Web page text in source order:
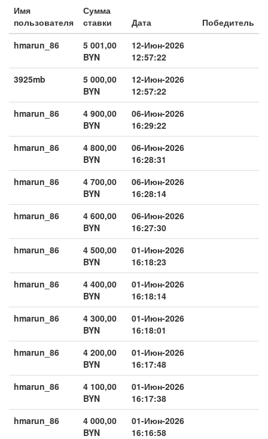
Имя
пользователя
Сумма
ставки
Дата
Победитель
hmarun_86
5 001,00
BYN
12-Июн-2026
12:57:22
3925mb
5 000,00
BYN
12-Июн-2026
12:57:22
hmarun_86
4 900,00
BYN
06-Июн-2026
16:29:22
hmarun_86
4 800,00
BYN
06-Июн-2026
16:28:31
hmarun_86
4 700,00
BYN
06-Июн-2026
16:28:14
hmarun_86
4 600,00
BYN
06-Июн-2026
16:27:30
hmarun_86
4 500,00
BYN
01-Июн-2026
16:18:23
hmarun_86
4 400,00
BYN
01-Июн-2026
16:18:14
hmarun_86
4 300,00
BYN
01-Июн-2026
16:18:01
hmarun_86
4 200,00
BYN
01-Июн-2026
16:17:48
hmarun_86
4 100,00
BYN
01-Июн-2026
16:17:38
hmarun_86
4 000,00
BYN
01-Июн-2026
16:16:58